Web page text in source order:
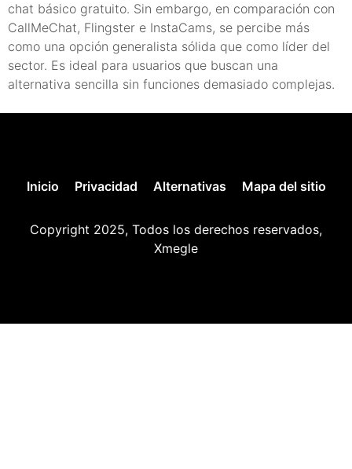
chat básico gratuito. Sin embargo, en comparación con
CallMeChat, Flingster e InstaCams, se percibe más
como una opción generalista sólida que como líder del
sector. Es ideal para usuarios que buscan una
alternativa sencilla sin funciones demasiado complejas.
Inicio Privacidad Alternativas Mapa del sitio
Copyright 2025, Todos los derechos reservados,
Xmegle